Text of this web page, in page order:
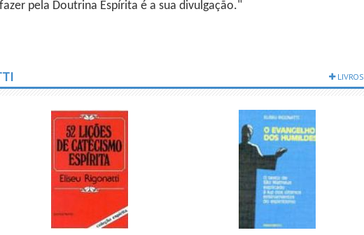
pela Doutrina Espírita é a sua divulgação."
LIVROS